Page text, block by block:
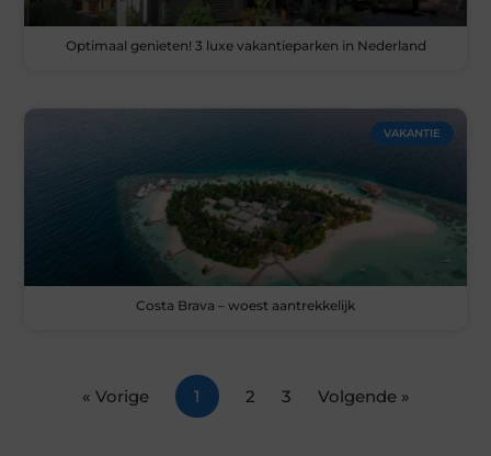
Optimaal genieten! 3 luxe vakantieparken in Nederland
VAKANTIE
Costa Brava – woest aantrekkelijk
« Vorige 1 2 3 Volgende »